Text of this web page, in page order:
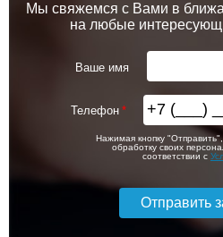
Мы свяжемся с Вами в
на любые
Ваше имя
Телефон
Нажимая кнопку
обработку своих
соответствии с